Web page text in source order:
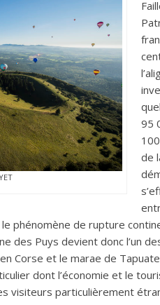
95
de
phénomène de rupture
des Puys devient donc l’un
Corse et le marae de
dont l’économie et le
visiteurs particulièrement